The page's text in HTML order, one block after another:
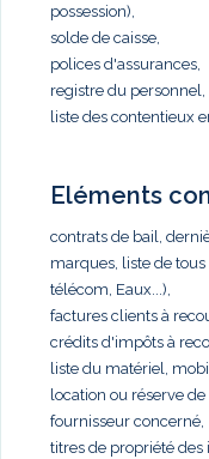
possession),
solde de caisse,
polices d'assurances,
registre du personnel,
liste des contentieux
Eléments
contrats de bail,
marques, liste de
télécom, Eaux...),
factures clients à
crédits d'impôts à
liste du matériel,
location ou réserve
fournisseur concerné,
titres de propriété des